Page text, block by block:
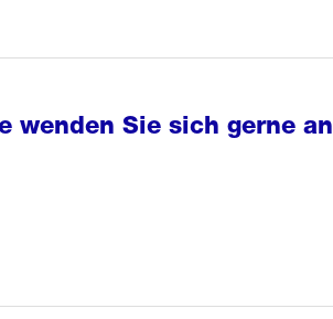
wenden Sie sich gerne